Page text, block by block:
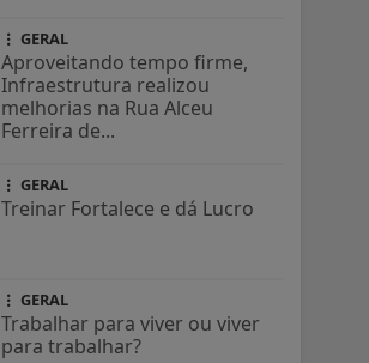
GERAL
Aproveitando tempo firme,
Infraestrutura realizou
melhorias na Rua Alceu
Ferreira de...
GERAL
Treinar Fortalece e dá Lucro
GERAL
Trabalhar para viver ou viver
para trabalhar?